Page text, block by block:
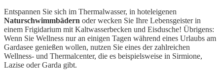
Entspannen Sie sich im Thermalwasser, in hoteleigenen
Naturschwimmbädern oder wecken Sie Ihre Lebensgeister in
einem Frigidarium mit Kaltwasserbecken und Eisdusche! Übrigens:
Wenn Sie Wellness nur an einigen Tagen während eines Urlaubs am
Gardasee genießen wollen, nutzen Sie eines der zahlreichen
Wellness- und Thermalcenter, die es beispielsweise in Sirmione,
Lazise oder Garda gibt.